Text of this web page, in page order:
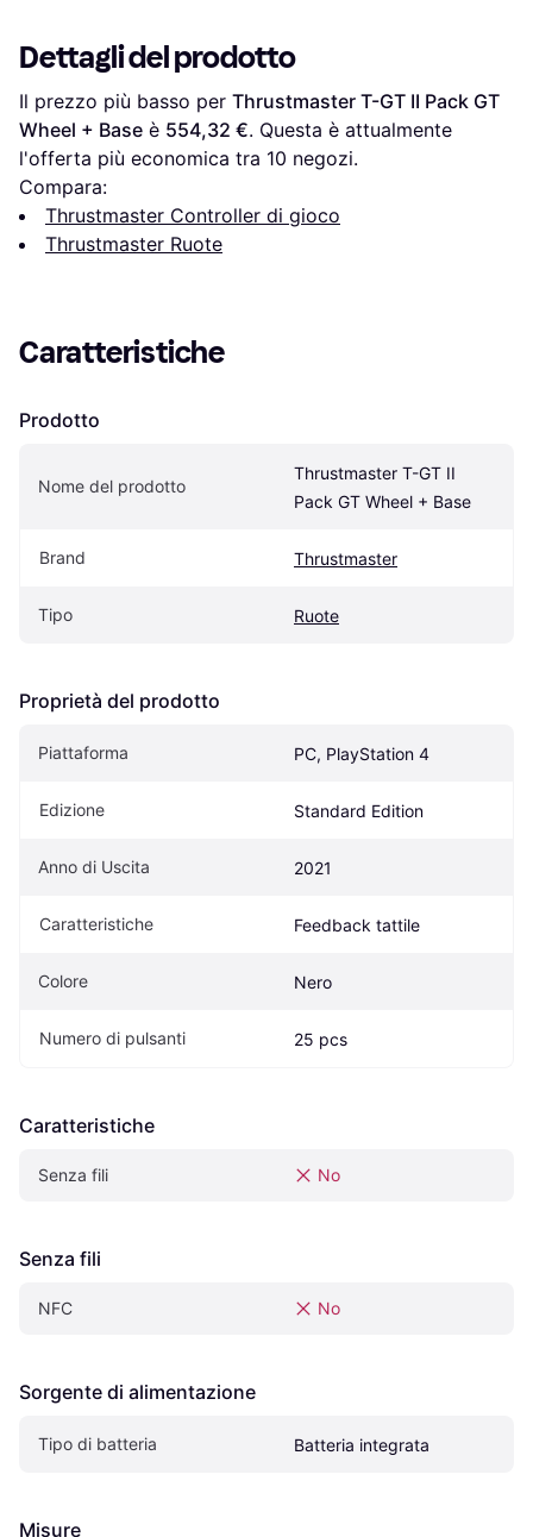
Dettagli del prodotto
Il prezzo più basso per Thrustmaster T-GT II Pack GT
Wheel + Base è 554,32 €. Questa è attualmente
l'offerta più economica tra 10 negozi.
Compara:
Thrustmaster Controller di gioco
Thrustmaster Ruote
Caratteristiche
Prodotto
Nome del prodotto
Thrustmaster T-GT II
Pack GT Wheel + Base
Brand Thrustmaster
Tipo Ruote
Proprietà del prodotto
Piattaforma PC, PlayStation 4
Edizione Standard Edition
Anno di Uscita 2021
Caratteristiche Feedback tattile
Colore Nero
Numero di pulsanti 25 pcs
Caratteristiche
Senza fili No
Senza fili
NFC No
Sorgente di alimentazione
Tipo di batteria Batteria integrata
Misure